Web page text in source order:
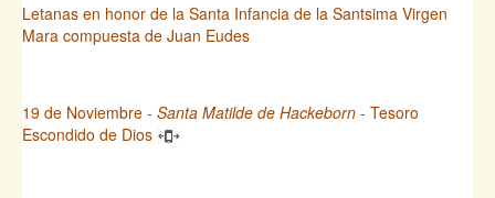
Letanas en honor de la Santa Infancia de la Santsima Virgen
Mara compuesta de Juan Eudes
19 de Noviembre - Santa Matilde de Hackeborn - Tesoro
Escondido de Dios